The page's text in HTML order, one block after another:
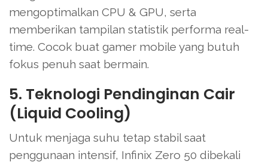
mengoptimalkan CPU & GPU, serta
memberikan tampilan statistik performa real-
time. Cocok buat gamer mobile yang butuh
fokus penuh saat bermain.
5. Teknologi Pendinginan Cair
(Liquid Cooling)
Untuk menjaga suhu tetap stabil saat
penggunaan intensif, Infinix Zero 50 dibekali